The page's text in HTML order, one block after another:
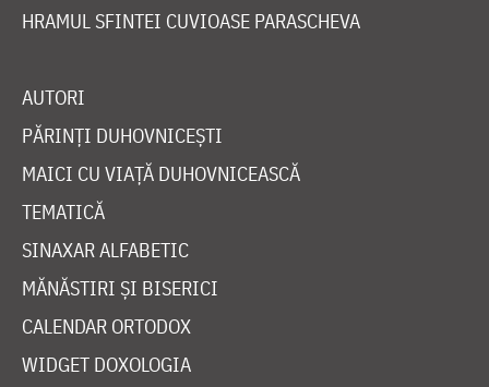
HRAMUL SFINTEI CUVIOASE PARASCHEVA
AUTORI
PĂRINȚI DUHOVNICEȘTI
MAICI CU VIAȚĂ DUHOVNICEASCĂ
TEMATICĂ
SINAXAR ALFABETIC
MĂNĂSTIRI ȘI BISERICI
CALENDAR ORTODOX
WIDGET DOXOLOGIA